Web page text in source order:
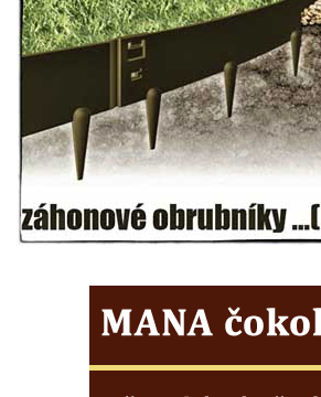
Budějovicích
Socha svatého Vincence Ferrerského na
nádvoří kláštera dominikánů v Českých
Budějovicích
Socha svatého Zachariáše na nádvoří
kláštera dominikánů v Českých
Budějovicích
Socha svatého Josefa na nádvoří kláštera
Socha svaté Anny na nádvoří kláštera
dominikánů v Českých Budějovicích